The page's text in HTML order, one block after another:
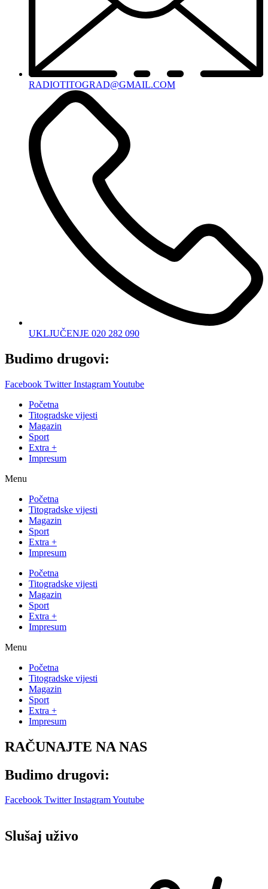
RADIOTITOGRAD@GMAIL.COM
UKLJUČENJE 020 282 090
Budimo drugovi:
Facebook Twitter InstagramYoutube
Početna
Titogradske vijesti
Magazin
Sport
Extra +
Impresum
Menu
Početna
Titogradske vijesti
Magazin
Sport
Extra +
Impresum
Početna
Titogradske vijesti
Magazin
Sport
Extra +
Impresum
Menu
Početna
Titogradske vijesti
Magazin
Sport
Extra +
Impresum
RAČUNAJTE NA NAS
Budimo drugovi:
Facebook Twitter InstagramYoutube
Slušaj uživo